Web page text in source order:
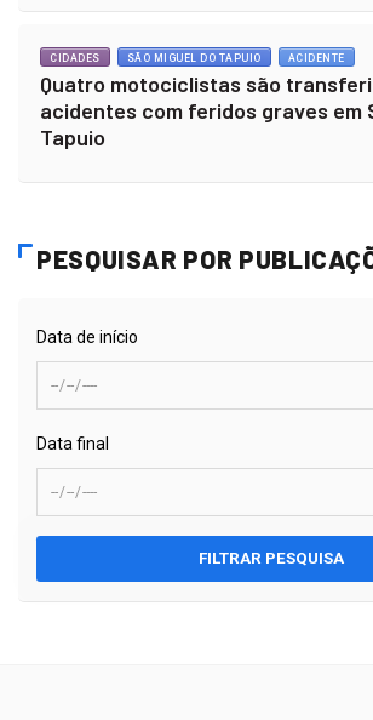
CIDADES SÃO MIGUEL DO TAPUIO ACIDENTE
Quatro motociclistas são
acidentes com feridos graves em
Tapuio
PESQUISAR POR
Data de início
Data final
FILTRAR PESQUISA